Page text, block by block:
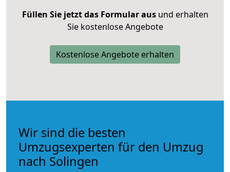
Füllen Sie jetzt das Formular ausund erhalten
Sie kostenlose Angebote
Kostenlose Angebote erhalten
Wir sind die besten
Umzugsexperten für den Umzug
nach Solingen